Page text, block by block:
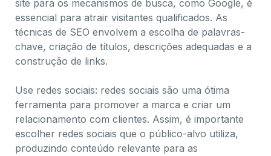
site para os mecanismos de busca, como Google, é
essencial para atrair visitantes qualificados. As
técnicas de SEO envolvem a escolha de palavras-
chave, criação de títulos, descrições adequadas e a
construção de links.
Use redes sociais: redes sociais são uma ótima
ferramenta para promover a marca e criar um
relacionamento com clientes. Assim, é importante
escolher redes sociais que o público-alvo utiliza,
produzindo conteúdo relevante para as